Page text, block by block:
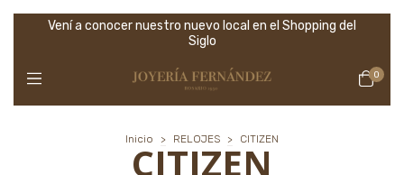
Vení a conocer nuestro nuevo local en el Shopping del
Siglo
0
Inicio > RELOJES > CITIZEN
CITIZEN